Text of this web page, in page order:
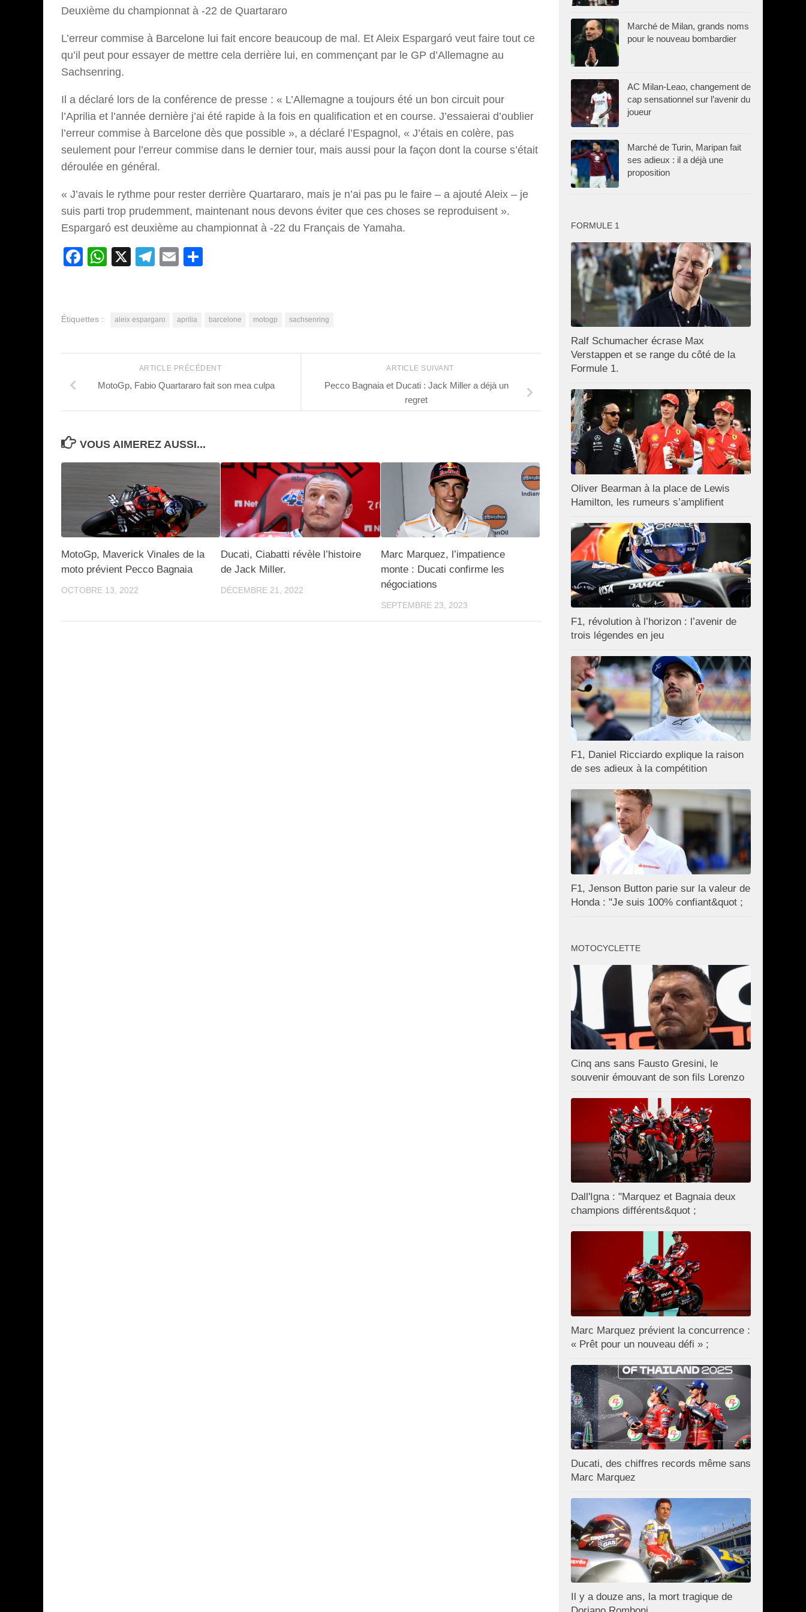
Deuxième du championnat à -22 de Quartararo
L’erreur commise à Barcelone lui fait encore beaucoup de mal. Et Aleix Espargaró veut faire tout ce
qu’il peut pour essayer de mettre cela derrière lui, en commençant par le GP d’Allemagne au
Sachsenring.
Il a déclaré lors de la conférence de presse : « L’Allemagne a toujours été un bon circuit pour
l’Aprilia et l’année dernière j’ai été rapide à la fois en qualification et en course. J’essaierai d’oublier
l’erreur commise à Barcelone dès que possible », a déclaré l’Espagnol, « J’étais en colère, pas
seulement pour l’erreur commise dans le dernier tour, mais aussi pour la façon dont la course s’était
déroulée en général.
« J’avais le rythme pour rester derrière Quartararo, mais je n’ai pas pu le faire – a ajouté Aleix – je
suis parti trop prudemment, maintenant nous devons éviter que ces choses se reproduisent ».
Espargaró est deuxième au championnat à -22 du Français de Yamaha.
Facebook
WhatsApp
X Telegram
Email
Étiquettes : aleix espargaro aprilia barcelone motogp sachsenring
ARTICLE SUIVANT
Pecco Bagnaia et Ducati : Jack Miller a déjà un
regret
ARTICLE PRÉCÉDENT
MotoGp, Fabio Quartararo fait son mea culpa
VOUS AIMEREZ AUSSI...
MotoGp, Maverick Vinales de la
moto prévient Pecco Bagnaia
OCTOBRE 13, 2022
Ducati, Ciabatti révèle l’histoire
de Jack Miller.
DÉCEMBRE 21, 2022
Marc Marquez, l’impatience
monte : Ducati confirme les
négociations
SEPTEMBRE 23, 2023
Marché de Milan, grands noms
pour le nouveau bombardier
AC Milan-Leao, changement de
cap sensationnel sur l’avenir du
joueur
Marché de Turin, Maripan fait
ses adieux : il a déjà une
proposition
FORMULE 1
Ralf Schumacher écrase Max
Verstappen et se range du côté de la
Formule 1.
Oliver Bearman à la place de Lewis
Hamilton, les rumeurs s’amplifient
F1, révolution à l’horizon : l’avenir de
trois légendes en jeu
F1, Daniel Ricciardo explique la raison
de ses adieux à la compétition
F1, Jenson Button parie sur la valeur de
Honda : "Je suis 100% confiant&quot ;
MOTOCYCLETTE
Cinq ans sans Fausto Gresini, le
souvenir émouvant de son fils Lorenzo
Dall'Igna : "Marquez et Bagnaia deux
champions différents&quot ;
Marc Marquez prévient la concurrence :
« Prêt pour un nouveau défi » ;
Ducati, des chiffres records même sans
Marc Marquez
Il y a douze ans, la mort tragique de